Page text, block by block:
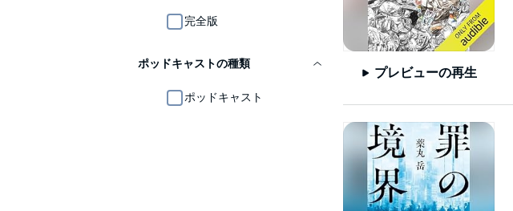
完全版
ポッドキャストの種類
ポッドキャスト
プレビューの再生